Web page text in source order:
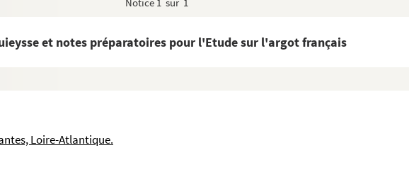
et notes préparatoires pour l'Etude sur l'argot français
Loire-Atlantique.
collaborateur, Eugène Morand
de la bibliothèque publique de Nantes